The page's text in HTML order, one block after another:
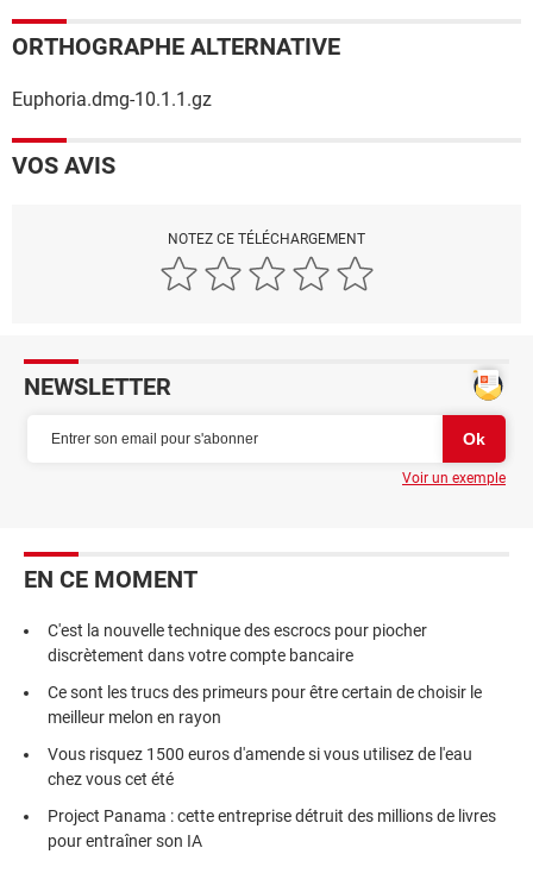
ORTHOGRAPHE ALTERNATIVE
Euphoria.dmg-10.1.1.gz
VOS AVIS
NOTEZ CE TÉLÉCHARGEMENT
NEWSLETTER
Voir un exemple
EN CE MOMENT
C'est la nouvelle technique des escrocs pour piocher
discrètement dans votre compte bancaire
Ce sont les trucs des primeurs pour être certain de choisir le
meilleur melon en rayon
Vous risquez 1500 euros d'amende si vous utilisez de l'eau
chez vous cet été
Project Panama : cette entreprise détruit des millions de livres
pour entraîner son IA